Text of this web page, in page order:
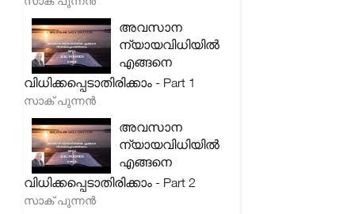
അവസാന
ന്യായവിധിയിൽ
എങ്ങനെ
വിധിക്കപ്പെടാതിരിക്കാം - Part 1
സാക് പുന്നൻ
അവസാന
ന്യായവിധിയിൽ
എങ്ങനെ
വിധിക്കപ്പെടാതിരിക്കാം - Part 2
സാക് പുന്നൻ